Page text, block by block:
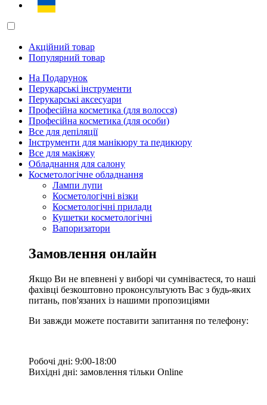
Акційний товар
Популярний товар
На Подарунок
Перукарські інструменти
Перукарські аксесуари
Професійна косметика (для волосся)
Професійна косметика (для особи)
Все для депіляції
Інструменти для манікюру та педикюру
Все для макіяжу
Обладнання для салону
Косметологічне обладнання
Лампи лупи
Косметологічні візки
Косметологічні прилади
Кушетки косметологічні
Вапоризатори
Замовлення онлайн
Якщо Ви не впевнені у виборі чи сумніваєтеся, то наші
фахівці безкоштовно проконсультують Вас з будь-яких
питань, пов'язаних із нашими пропозиціями
Ви завжди можете поставити запитання по телефону:
Робочі дні: 9:00-18:00
Вихідні дні: замовлення тільки Online